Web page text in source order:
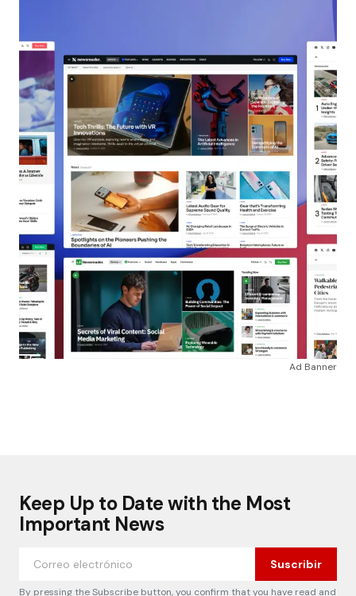
Ad Banner
Keep Up to Date with the Most
Important News
Suscribir
By pressing the Subscribe button, you confirm that you have read and